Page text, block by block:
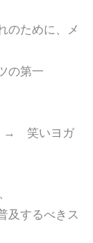
ために、メ
の第一
→ 笑いヨガ
するべきス